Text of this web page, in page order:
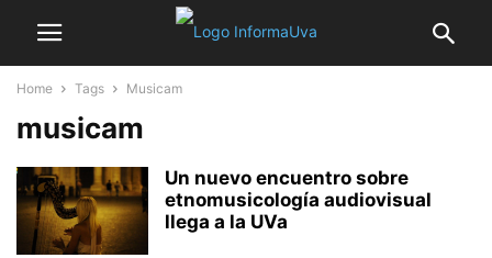
Home Tags Musicam
musicam
Un nuevo encuentro sobre
etnomusicología audiovisual
llega a la UVa